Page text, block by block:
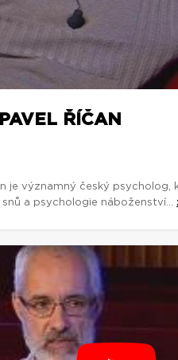
ŘÍČAN
je významný český psycholog,
a psychologie náboženství...